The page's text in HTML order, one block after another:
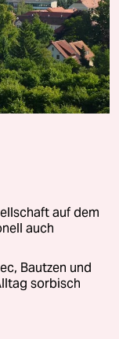
auf dem
auch
Bautzen und
sorbisch